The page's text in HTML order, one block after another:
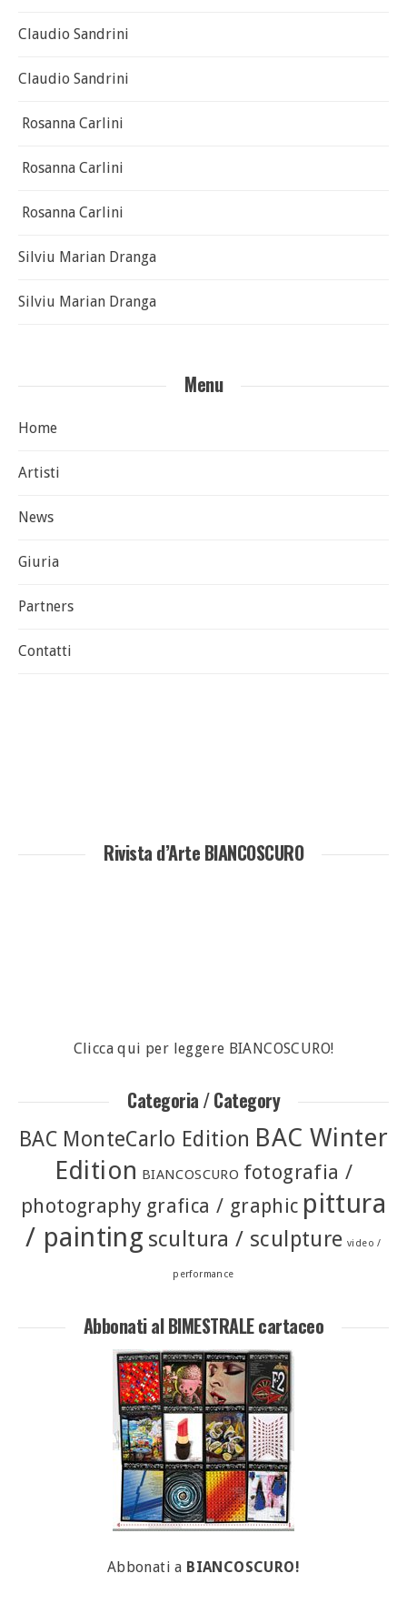
Claudio Sandrini
Claudio Sandrini
Rosanna Carlini
Rosanna Carlini
Rosanna Carlini
Silviu Marian Dranga
Silviu Marian Dranga
Menu
Home
Artisti
News
Giuria
Partners
Contatti
Rivista d’Arte BIANCOSCURO
Clicca qui per leggere BIANCOSCURO!
Categoria / Category
BAC MonteCarlo Edition BAC Winter
Edition BIANCOSCURO fotografia /
photography grafica / graphic pittura
/ painting scultura / sculpture video /
performance
Abbonati al BIMESTRALE cartaceo
Abbonati a BIANCOSCURO!